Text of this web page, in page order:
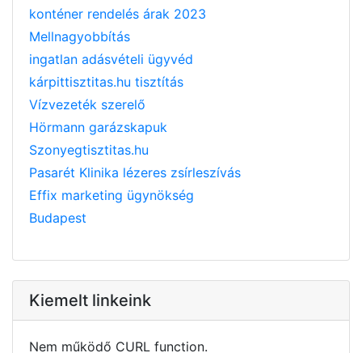
konténer rendelés árak 2023
Mellnagyobbítás
ingatlan adásvételi ügyvéd
kárpittisztitas.hu tisztítás
Vízvezeték szerelő
Hörmann garázskapuk
Szonyegtisztitas.hu
Pasarét Klinika lézeres zsírleszívás
Effix marketing ügynökség
Budapest
Kiemelt linkeink
Nem működő CURL function.